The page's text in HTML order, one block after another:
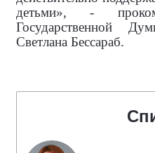
детьми», -
Государственной
Светлана Бессараб.